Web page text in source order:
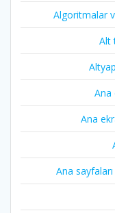
Algoritmalar
Alt
Ana
Ana
Ana